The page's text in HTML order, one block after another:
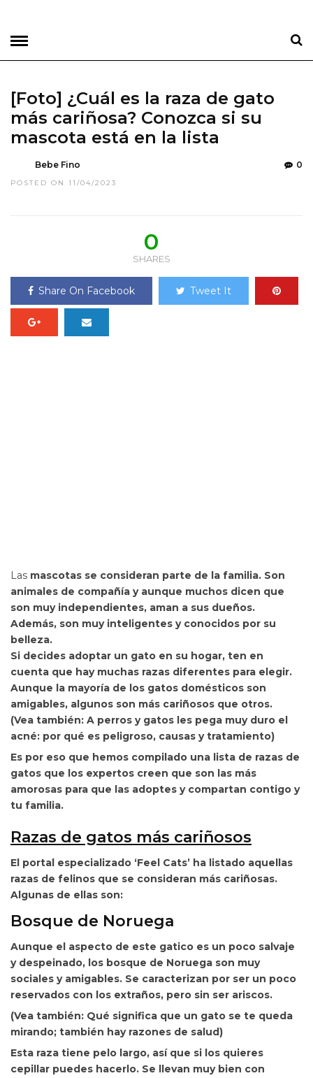
[Foto] ¿Cuál es la raza de gato
más cariñosa? Conozca si su
mascota está en la lista
Bebe Fino
POSTED ON 11/04/2023
0
0
SHARES
Share On Facebook Tweet It
Las mascotas se consideran parte de la familia. Son
animales de compañía y aunque muchos dicen que
son muy independientes, aman a sus dueños.
Además, son muy inteligentes y conocidos por su
belleza.
Si decides adoptar un gato en su hogar, ten en
cuenta que hay muchas razas diferentes para elegir.
Aunque la mayoría de los gatos domésticos son
amigables, algunos son más cariñosos que otros.
(Vea también: A perros y gatos les pega muy duro el
acné: por qué es peligroso, causas y tratamiento)
Es por eso que hemos compilado una lista de razas de
gatos que los expertos creen que son las más
amorosas para que las adoptes y compartan contigo y
tu familia.
Razas de gatos más cariñosos
El portal especializado ‘Feel Cats’ ha listado aquellas
razas de felinos que se consideran más cariñosas.
Algunas de ellas son:
Bosque de Noruega
Aunque el aspecto de este gatico es un poco salvaje
y despeinado, los bosque de Noruega son muy
sociales y amigables. Se caracterizan por ser un poco
reservados con los extraños, pero sin ser ariscos.
(Vea también: Qué significa que un gato se te queda
mirando; también hay razones de salud)
Esta raza tiene pelo largo, así que si los quieres
cepillar puedes hacerlo. Se llevan muy bien con